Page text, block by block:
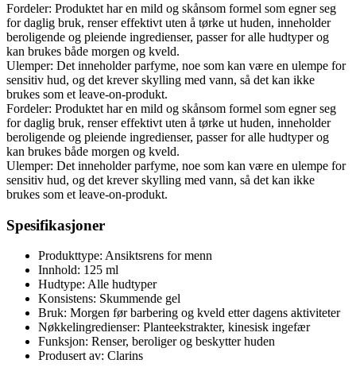
Fordeler: Produktet har en mild og skånsom formel som egner seg
for daglig bruk, renser effektivt uten å tørke ut huden, inneholder
beroligende og pleiende ingredienser, passer for alle hudtyper og
kan brukes både morgen og kveld.
Ulemper: Det inneholder parfyme, noe som kan være en ulempe for
sensitiv hud, og det krever skylling med vann, så det kan ikke
brukes som et leave-on-produkt.
Fordeler: Produktet har en mild og skånsom formel som egner seg
for daglig bruk, renser effektivt uten å tørke ut huden, inneholder
beroligende og pleiende ingredienser, passer for alle hudtyper og
kan brukes både morgen og kveld.
Ulemper: Det inneholder parfyme, noe som kan være en ulempe for
sensitiv hud, og det krever skylling med vann, så det kan ikke
brukes som et leave-on-produkt.
Spesifikasjoner
Produkttype: Ansiktsrens for menn
Innhold: 125 ml
Hudtype: Alle hudtyper
Konsistens: Skummende gel
Bruk: Morgen før barbering og kveld etter dagens aktiviteter
Nøkkelingredienser: Planteekstrakter, kinesisk ingefær
Funksjon: Renser, beroliger og beskytter huden
Produsert av: Clarins